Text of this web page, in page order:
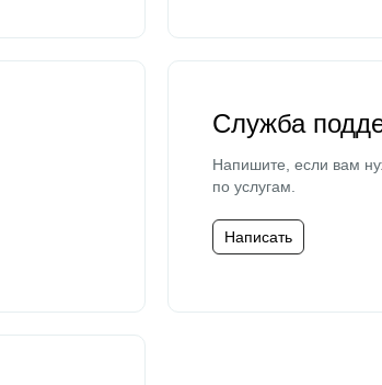
Служба
Напишите, если вам
по услугам.
Написать